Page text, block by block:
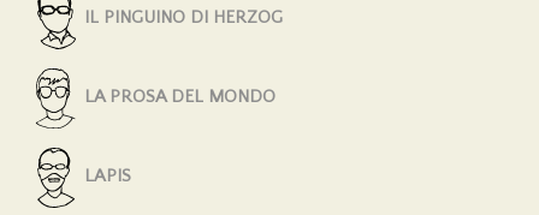
IL PINGUINO DI HERZOG
LA PROSA DEL MONDO
LAPIS